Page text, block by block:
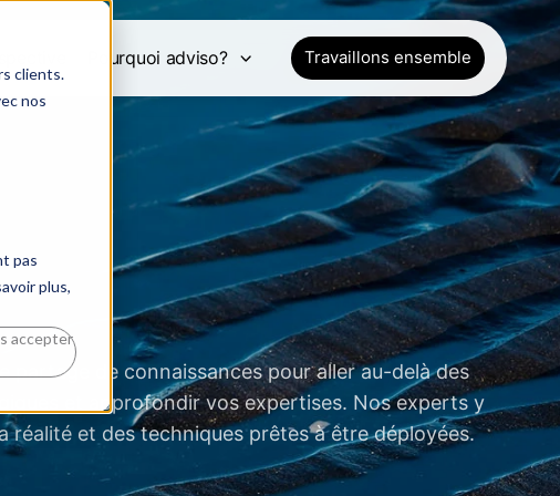
clients.
nos
pas
plus,
accepter
Pourquoi adviso? Travaillons ensemble
partage de connaissances pour aller au-delà des
et approfondir vos expertises. Nos experts y
réalité et des techniques prêtes à être déployées.